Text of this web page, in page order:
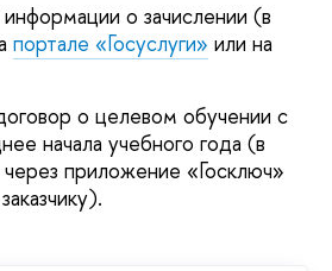
о зачислении (в
портале «Госуслуги» или на
о целевом обучении с
начала учебного года (в
приложение «Госключ»